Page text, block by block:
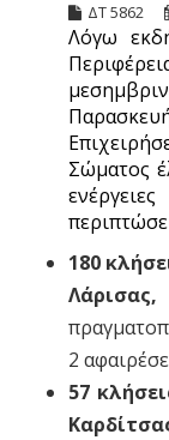
ΔΤ 5862
Λόγω
Σώματος
180
2
57